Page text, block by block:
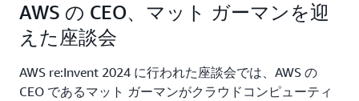
AWS の CEO、マット ガーマンを迎
えた座談会
AWS re:Invent 2024 に行われた座談会では、AWS の
CEO であるマット ガーマンがクラウドコンピューティ